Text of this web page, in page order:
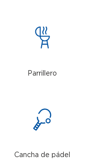
Parrillero
Cancha de pádel